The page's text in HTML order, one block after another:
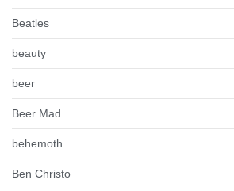
Beatles
beauty
beer
Beer Mad
behemoth
Ben Christo